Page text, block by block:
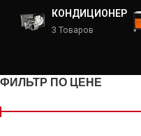
КОНДИЦИОНЕР
3 Товаров
ФИЛЬТР ПО ЦЕНЕ